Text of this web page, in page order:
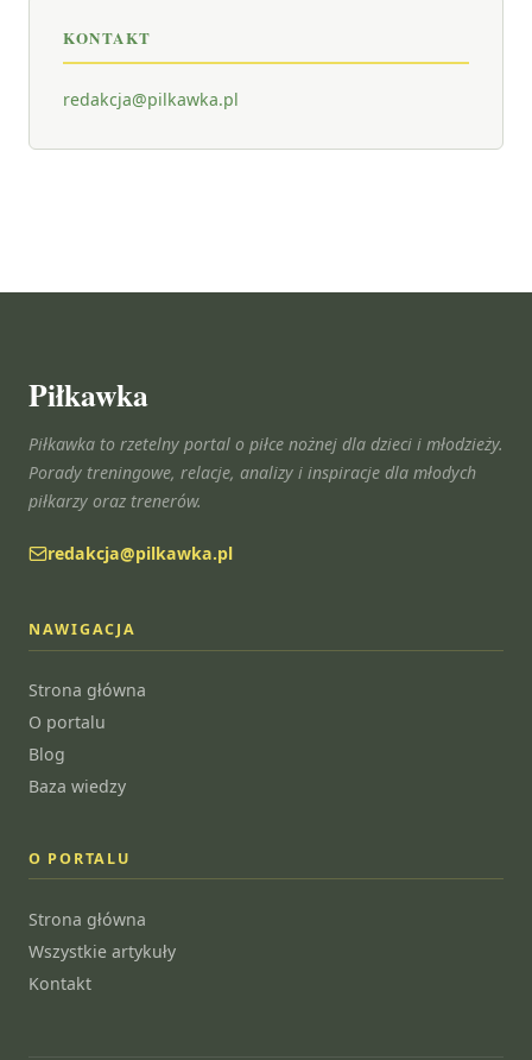
KONTAKT
redakcja@pilkawka.pl
Piłkawka
Piłkawka to rzetelny portal o piłce nożnej dla dzieci i młodzieży.
Porady treningowe, relacje, analizy i inspiracje dla młodych
piłkarzy oraz trenerów.
redakcja@pilkawka.pl
NAWIGACJA
Strona główna
O portalu
Blog
Baza wiedzy
O PORTALU
Strona główna
Wszystkie artykuły
Kontakt